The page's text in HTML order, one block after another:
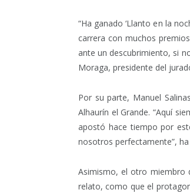
“Ha ganado ‘Llanto en la
carrera con muchos
ante un descubrimiento, si
Moraga, presidente del
Por su parte, Manuel
Alhaurín el Grande. “Aquí
apostó hace tiempo por
nosotros perfectamente”,
Asimismo, el otro miembro
relato, como que el